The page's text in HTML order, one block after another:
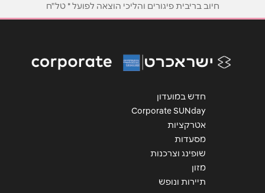
נושא*
הודעה*
חיוב בריבית פיגורים והליכי הוצאה לפועל * טל"ח
חדש במועדון
Corporate SUNday
אטרקציות
מסעדות
שופינג וצרכנות
מזון
תיירות ונופש